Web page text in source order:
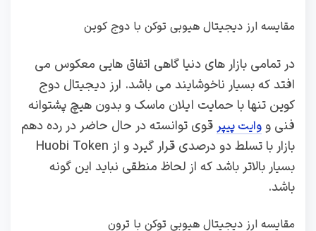
مقایسه ارز دیجیتال هیوبی توکن با دوج کوین
در تمامی بازار های دنیا گاهی اتفاق هایی معکوس می
افتد که بسیار ناخوشایند می باشد. ارز دیجیتال دوج
کوین تنها با حمایت ایلان ماسک و بدون هیچ پشتوانه
فنی و وایت پیپر قوی توانسته در حال حاضر در رده دهم
بازار با تسلط دو درصدی قرار گیرد و از Huobi Token
بسیار بالاتر باشد که از لحاظ منطقی نباید این گونه
باشد.
مقایسه ارز دیجیتال هیوبی توکن با ترون